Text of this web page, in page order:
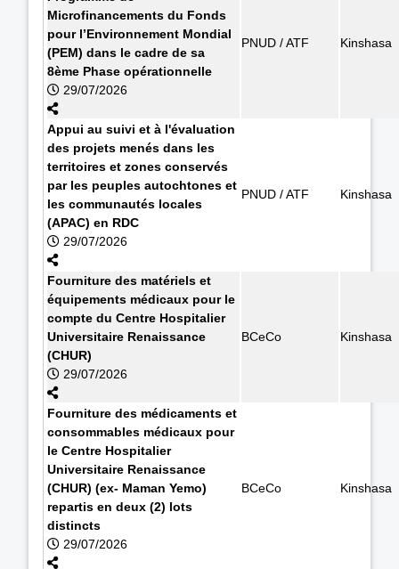
Microfinancements du Fonds
pour l’Environnement Mondial
(PEM) dans le cadre de sa
8ème Phase opérationnelle
29/07/2026
PNUD / ATF Kinshasa
Appui au suivi et à l'évaluation
des projets menés dans les
territoires et zones conservés
par les peuples autochtones et
les communautés locales
(APAC) en RDC
29/07/2026
PNUD / ATF Kinshasa
Fourniture des matériels et
équipements médicaux pour le
compte du Centre Hospitalier
Universitaire Renaissance
(CHUR)
29/07/2026
BCeCo Kinshasa
Fourniture des médicaments et
consommables médicaux pour
le Centre Hospitalier
Universitaire Renaissance
(CHUR) (ex- Maman Yemo)
repartis en deux (2) lots
distincts
29/07/2026
BCeCo Kinshasa